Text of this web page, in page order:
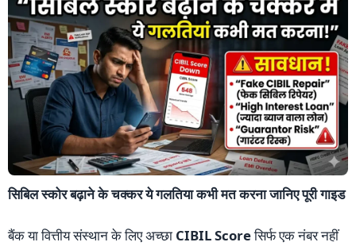
सिबिल स्कोर बढ़ाने के चक्कर ये गलतिया कभी मत करना जानिए पूरी गाइड
बैंक या वित्तीय संस्थान के लिए अच्छा CIBIL Scoreसिर्फ एक नंबर नहीं